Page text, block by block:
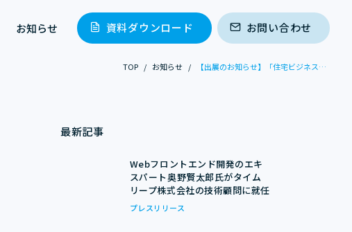
お知らせ 資料ダウンロード お問い合わせ
TOP / お知らせ / 【出展のお知らせ】「住宅ビジネスフェア」に出展いたします
最新記事
Webフロントエンド開発のエキ
スパート奥野賢太郎氏がタイム
リープ株式会社の技術顧問に就任
プレスリリース